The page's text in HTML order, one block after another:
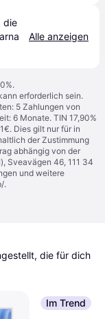
die
Alle anzeigen
erforderlich sein.
5 Zahlungen von
6 Monate. TIN 17,90%
Dies gilt nur für in
der Zustimmung
abhängig von der
Sveavägen 46, 111 34
und weitere
.
die für dich
Im Trend